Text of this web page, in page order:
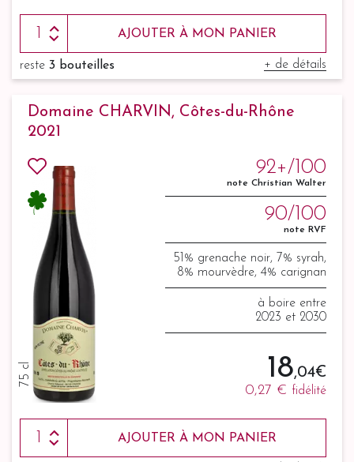
AJOUTER À MON PANIER
reste 3 bouteilles + de détails
Domaine CHARVIN, Côtes-du-Rhône
2021
75 cl
92+/100
note Christian Walter
90/100
note RVF
51% grenache noir, 7% syrah,
8% mourvèdre, 4% carignan
à boire entre
2023 et 2030
18,04 €
0,27 € fidélité
AJOUTER À MON PANIER